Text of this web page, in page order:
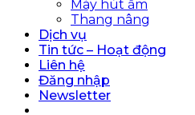
Máy hút ẩm
Thang nâng
Dịch vụ
Tin tức – Hoạt động
Liên hệ
Đăng nhập
Newsletter